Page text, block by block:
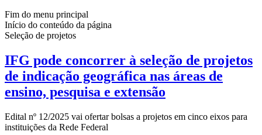
Fim do menu principal
Início do conteúdo da página
Seleção de projetos
IFG pode concorrer à seleção de projetos
de indicação geográfica nas áreas de
ensino, pesquisa e extensão
Edital nº 12/2025 vai ofertar bolsas a projetos em cinco eixos para
instituições da Rede Federal